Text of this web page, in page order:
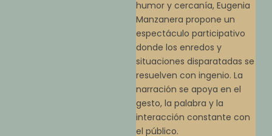
humor y cercanía, Eugenia
Manzanera propone un
espectáculo participativo
donde los enredos y
situaciones disparatadas se
resuelven con ingenio. La
narración se apoya en el
gesto, la palabra y la
interacción constante con
el público.